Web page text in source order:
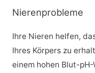
Nierenprobleme
Ihre Nieren helfen,
Ihres Körpers zu
einem hohen Blut-